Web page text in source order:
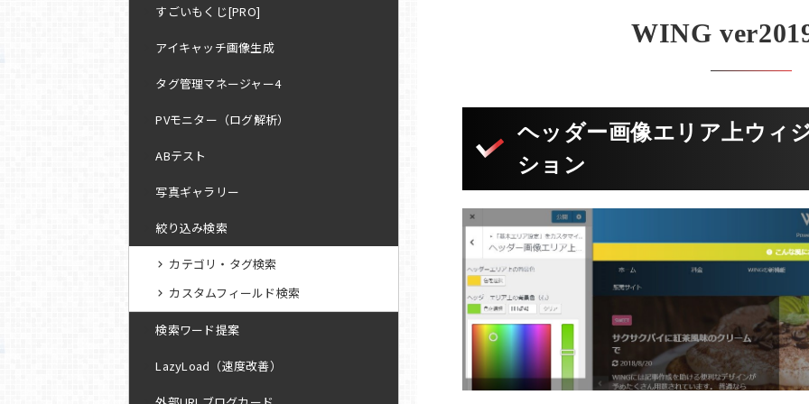
WING
ヘッダー画像エリア上ウィ
ション
すごいもくじ[PRO]
アイキャッチ画像生成
タグ管理マネージャー4
PVモニター（ログ解析）
ABテスト
写真ギャラリー
絞り込み検索
カテゴリ・タグ検索
カスタムフィールド検索
検索ワード提案
LazyLoad（速度改善）